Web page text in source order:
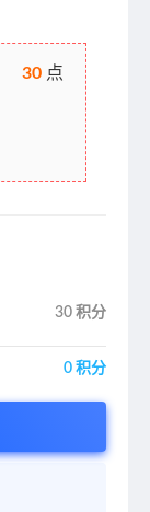
30 点
30 积分
0 积分